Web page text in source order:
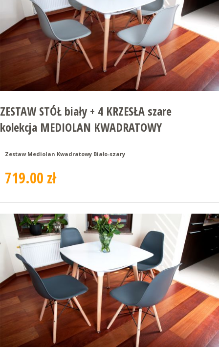
ZESTAW STÓŁ biały + 4 KRZESŁA szare
kolekcja MEDIOLAN KWADRATOWY
Zestaw Mediolan Kwadratowy Biało-szary
719.00 zł